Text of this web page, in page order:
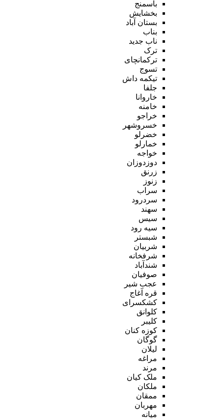
باسمنج
بخشایش
بستان آباد
بناب
ناب جدید
ترک
ترکمانچای
تسوج
تیکمه داش
جلفا
خاروانا
خامنه
خراجو
خسروشهر
خضرلو
خمارلو
خواجه
دوزدوزان
زرنق
زنوز
سراب
سردرود
سهند
سیس
سیه رود
شبستر
شربیان
شرفخانه
شندآباد
صوفیان
عجب شیر
قره آغاج
کشکسرای
کلوانق
کلیبر
کوزه کنان
گوگان
لیلان
مراغه
مرند
ملک کیان
ملکان
ممقان
مهربان
میانه